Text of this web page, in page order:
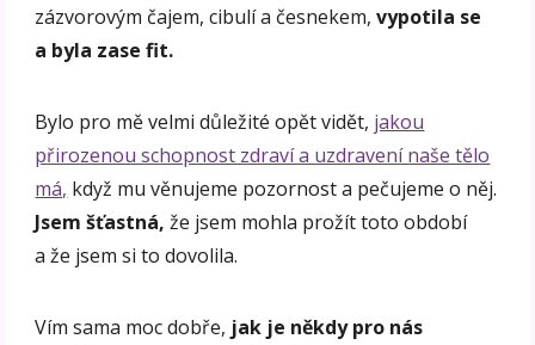
zázvorovým čajem, cibulí a česnekem,vypotila se
a byla zase fit.
Bylo pro mě velmi důležité opět vidět, jakou
přirozenou schopnost zdraví a uzdravení naše tělo
má, když mu věnujeme pozornost a pečujeme o něj.
Jsem šťastná, že jsem mohla prožít toto období
a že jsem si to dovolila.
Vím sama moc dobře, jak je někdy pro nás